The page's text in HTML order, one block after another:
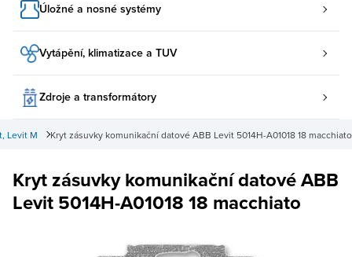
Úložné a nosné systémy
Vytápění, klimatizace a TUV
Zdroje a transformátory
Kryt zásuvky komunikační datové ABB Levit 5014H-A01018 18 macchiato
Levit M
Kryt zásuvky komunikační datové ABB
Levit 5014H-A01018 18 macchiato